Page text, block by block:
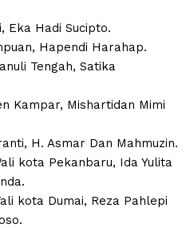
Eka Hadi Sucipto.
Hapendi Harahap.
Tengah, Satika
Kampar, Mishartidan Mimi
H. Asmar Dan Mahmuzin.
kota Pekanbaru, Ida Yulita
kota Dumai, Reza Pahlepi